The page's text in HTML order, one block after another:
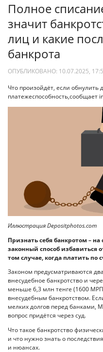
Полное
значит
лиц и какие
банкрота
ОПУБЛИКОВАНО: 10.07.2025,
Что произойдёт, если обнулить
платежеспособность,сообщает
Иллюстрация Depositphotos.com
Признать себя банкротом –
законный способ избавиться
том случае, когда платить по
Законом предусматриваются
внесудебное банкротство и
меньше 6,3 млн тенге (1600
внесудебным банкротством.
мелких долгов перед банками,
вопрос придётся через суд.
Что такое банкротство
и что нужно знать о
и нюансах.